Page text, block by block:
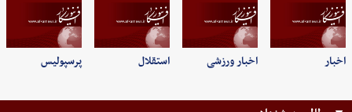
اخبار اخبار ورزشی استقلال پرسپولیس